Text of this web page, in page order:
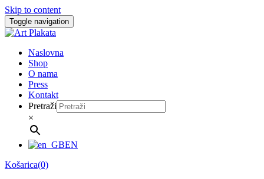
Skip to content
Toggle navigation
Naslovna
Shop
O nama
Press
Kontakt
Pretraži
×
EN
Košarica(0)